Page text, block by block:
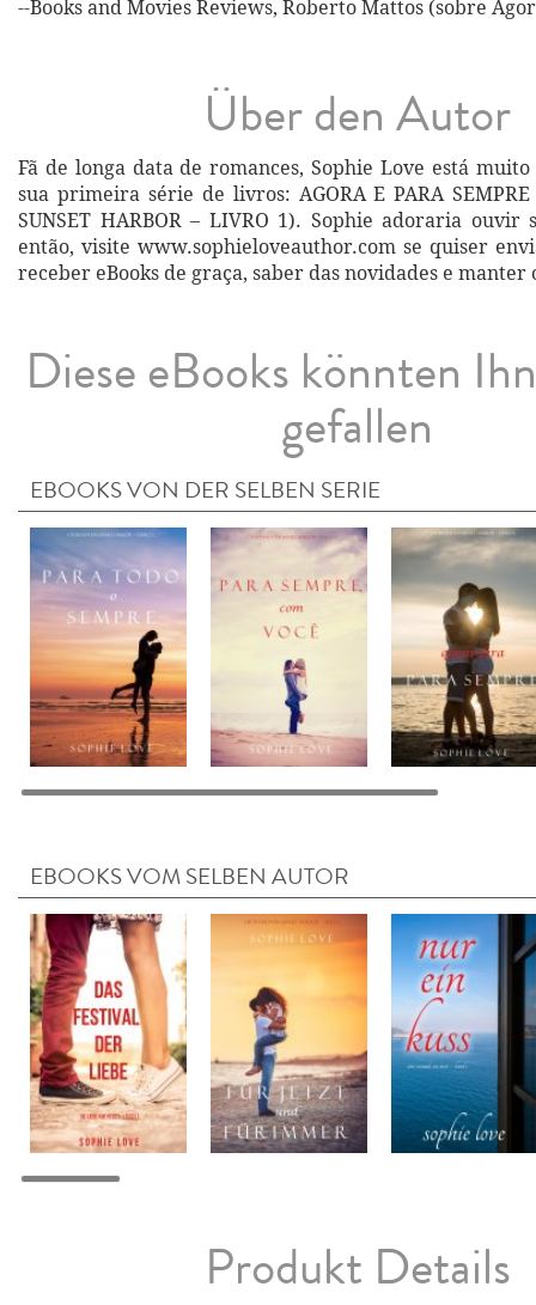
--Books and Movies Reviews, Roberto Mattos (sobre
Über den Autor
Fã de longa data de romances, Sophie Love está
sua primeira série de livros: AGORA E PARA SEMPRE
SUNSET HARBOR – LIVRO 1). Sophie adoraria ouvir
então, visite www.sophieloveauthor.com se quiser
receber eBooks de graça, saber das novidades e manter
Diese eBooks könnten
gefallen
EBOOKS VON DER SELBEN SERIE
EBOOKS VOM SELBEN AUTOR
Produkt Details